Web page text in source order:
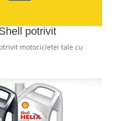
potrivit
motocicletei tale cu